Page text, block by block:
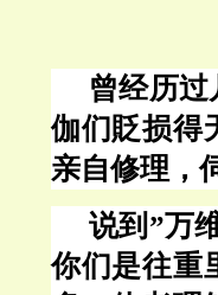
曾经历过
伽们貶损得
亲自修理，
说到 ”万
你们是往重